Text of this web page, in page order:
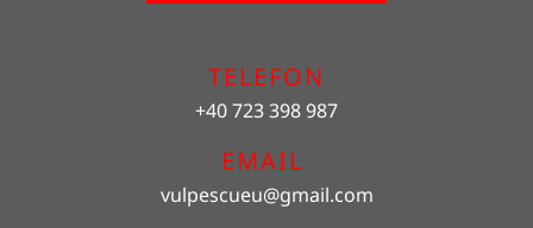
TELEFON
+40 723 398 987
EMAIL
vulpescueu@gmail.com